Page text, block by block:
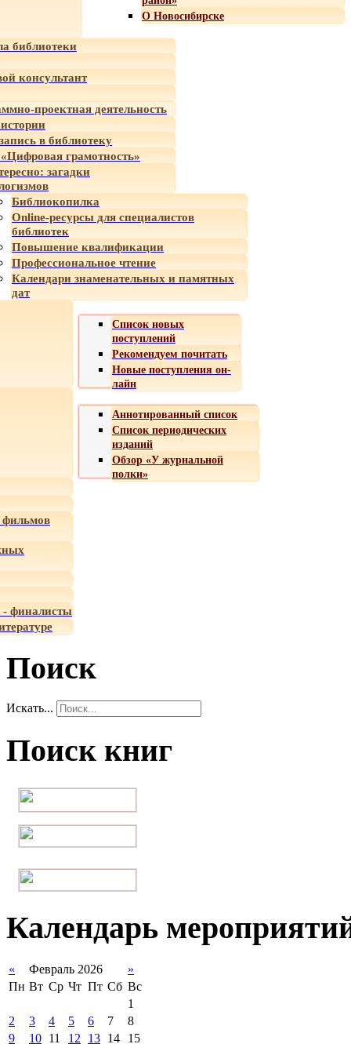
О Новосибирске
библиотеки
консультант
проектная деятельность
в библиотеку
грамотность»
загадки
Библиокопилка
Online-ресурсы для специалистов
библиотек
Повышение квалификации
Профессиональное чтение
Календари знаменательных и памятных
дат
Список новых
поступлений
Рекомендуем почитать
Новые поступления он-
лайн
Аннотированный список
Список периодических
изданий
Обзор «У журнальной
полки»
- финалисты
Поиск
Искать...
Поиск книг
Календарь
« Февраль 2026
»
Пн Вт Ср Чт Пт Сб Вс
1
2
3 4 5 6 7
8
9
10 11 12 13 14 15